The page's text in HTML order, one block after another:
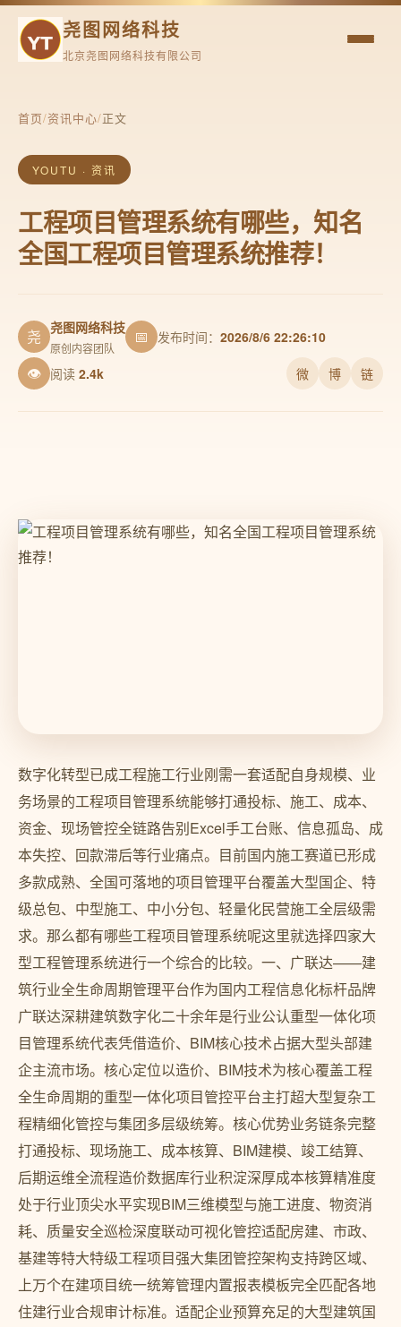
尧图网络科技
北京尧图网络科技有限公司
首页/资讯中心/正文
YOUTU · 资讯
工程项目管理系统有哪些，知名
全国工程项目管理系统推荐！
尧 尧图网络科技
原创内容团队
📅 发布时间： 2026/8/6 22:26:10
👁 阅读 2.4k 微 博 链
数字化转型已成工程施工行业刚需一套适配自身规模、业
务场景的工程项目管理系统能够打通投标、施工、成本、
资金、现场管控全链路告别Excel手工台账、信息孤岛、成
本失控、回款滞后等行业痛点。目前国内施工赛道已形成
多款成熟、全国可落地的项目管理平台覆盖大型国企、特
级总包、中型施工、中小分包、轻量化民营施工全层级需
求。那么都有哪些工程项目管理系统呢这里就选择四家大
型工程管理系统进行一个综合的比较。一、广联达——建
筑行业全生命周期管理平台作为国内工程信息化标杆品牌
广联达深耕建筑数字化二十余年是行业公认重型一体化项
目管理系统代表凭借造价、BIM核心技术占据大型头部建
企主流市场。核心定位以造价、BIM技术为核心覆盖工程
全生命周期的重型一体化项目管控平台主打超大型复杂工
程精细化管控与集团多层级统筹。核心优势业务链条完整
打通投标、现场施工、成本核算、BIM建模、竣工结算、
后期运维全流程造价数据库行业积淀深厚成本核算精准度
处于行业顶尖水平实现BIM三维模型与施工进度、物资消
耗、质量安全巡检深度联动可视化管控适配房建、市政、
基建等特大特级工程项目强大集团管控架构支持跨区域、
上万个在建项目统一统筹管理内置报表模板完全匹配各地
住建行业合规审计标准。适配企业预算充足的大型建筑国